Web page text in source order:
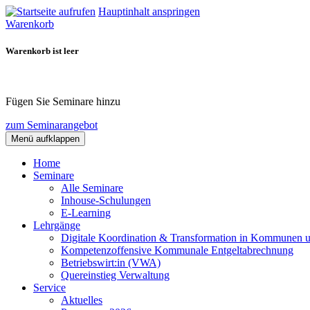
Hauptinhalt anspringen
Warenkorb
Warenkorb ist leer
Fügen Sie Seminare hinzu
zum Seminarangebot
Menü aufklappen
Home
Seminare
Alle Seminare
Inhouse-Schulungen
E-Learning
Lehrgänge
Digitale Koordination & Transformation in Kommunen
Kompetenzoffensive Kommunale Entgeltabrechnung
Betriebswirt:in (VWA)
Quereinstieg Verwaltung
Service
Aktuelles